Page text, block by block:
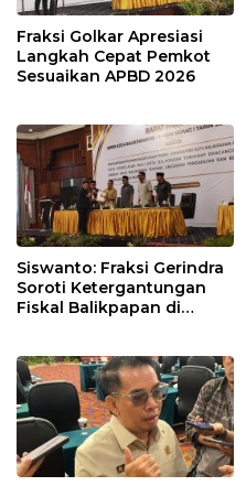
Fraksi Golkar Apresiasi
Langkah Cepat Pemkot
Sesuaikan APBD 2026
Siswanto: Fraksi Gerindra
Soroti Ketergantungan
Fiskal Balikpapan di